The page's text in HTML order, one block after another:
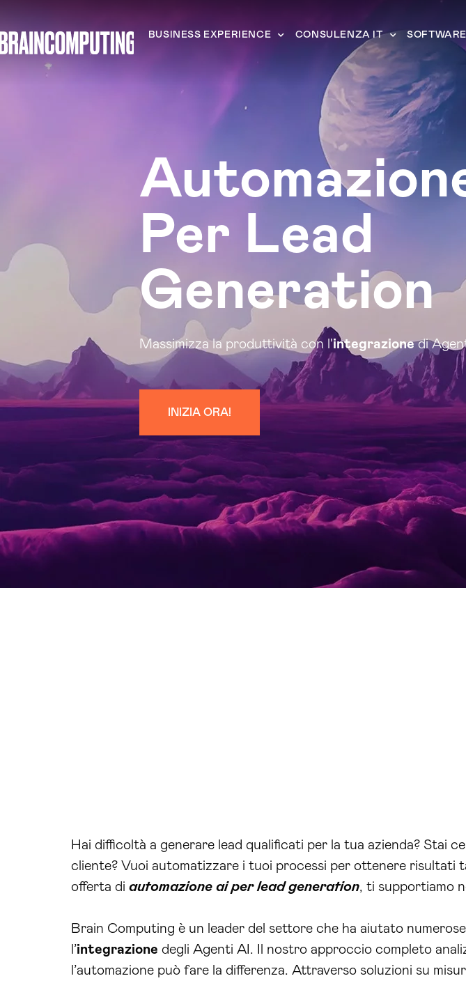
BUSINESS EXPERIENCE CONSULENZA IT
Per Lead
Generation
Massimizza la produttività con l'integrazionedi
INIZIA ORA!
Hai difficoltà a generare lead qualificati per la tua azienda? Stai
cliente? Vuoi automatizzare i tuoi processi per ottenere risultati
offerta di automazione ai per lead generation, ti supportiamo
Brain Computing è un leader del settore che ha aiutato
l’integrazione degli Agenti AI. Il nostro approccio completo
l’automazione può fare la differenza. Attraverso soluzioni su